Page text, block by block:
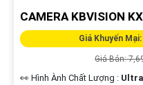
CAMERA KBVISION
Giá Khuyến
Giá Bán:
👀 Hình Ành Chất Lượng : Ultra